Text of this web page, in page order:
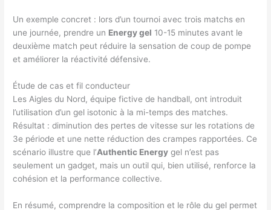
Un exemple concret : lors d’un tournoi avec trois matchs en
une journée, prendre un Energy gel 10-15 minutes avant le
deuxième match peut réduire la sensation de coup de pompe
et améliorer la réactivité défensive.
Étude de cas et fil conducteur
Les Aigles du Nord, équipe fictive de handball, ont introduit
l’utilisation d’un gel isotonic à la mi-temps des matches.
Résultat : diminution des pertes de vitesse sur les rotations de
3e période et une nette réduction des crampes rapportées. Ce
scénario illustre que l’Authentic Energy gel n’est pas
seulement un gadget, mais un outil qui, bien utilisé, renforce la
cohésion et la performance collective.
En résumé, comprendre la composition et le rôle du gel permet